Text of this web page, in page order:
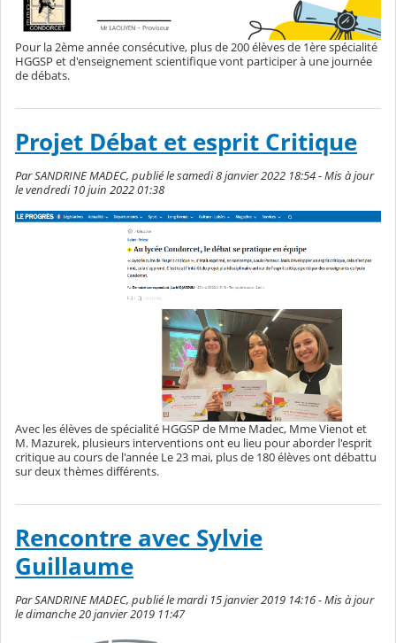
Pour la 2ème année consécutive, plus de 200 élèves de 1ère spécialité
HGGSP et d'enseignement scientifique vont participer à une journée
de débats.
Projet Débat et esprit Critique
Par SANDRINE MADEC, publié le samedi 8 janvier 2022 18:54 - Mis à jour
le vendredi 10 juin 2022 01:38
Avec les élèves de spécialité HGGSP de Mme Madec, Mme Vienot et
M. Mazurek, plusieurs interventions ont eu lieu pour aborder l'esprit
critique au cours de l'année Le 23 mai, plus de 180 élèves ont débattu
sur deux thèmes différents.
Rencontre avec Sylvie
Guillaume
Par SANDRINE MADEC, publié le mardi 15 janvier 2019 14:16 - Mis à jour
le dimanche 20 janvier 2019 11:47